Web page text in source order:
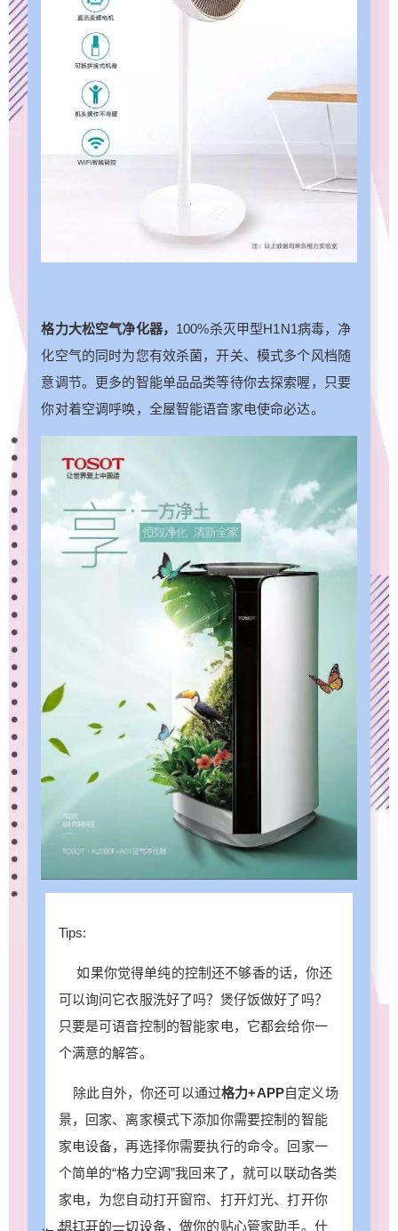
格力大松空气净化器， 100%杀灭甲型H1N1病毒，净
化空气的同时为您有效杀菌，开关、模式多个风档随
意调节。更多的智能单品品类等待你去探索喔，只要
你对着空调呼唤，全屋智能语音家电使命必达。
Tips:
如果你觉得单纯的控制还不够香的话，你还
可以询问它衣服洗好了吗？煲仔饭做好了吗？
只要是可语音控制的智能家电，它都会给你一
个满意的解答。
除此自外，你还可以通过格力+APP自定义场
景，回家、离家模式下添加你需要控制的智能
家电设备，再选择你需要执行的命令。回家一
个简单的“格力空调”我回来了，就可以联动各类
家电，为您自动打开窗帘、打开灯光、打开你
想打开的一切设备，做你的贴心管家助手。什
给鹰视界打赏
2 元
20 元 50 元 自定义
¥
6位以上
6位以上